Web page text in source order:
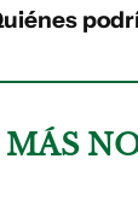
MÁS